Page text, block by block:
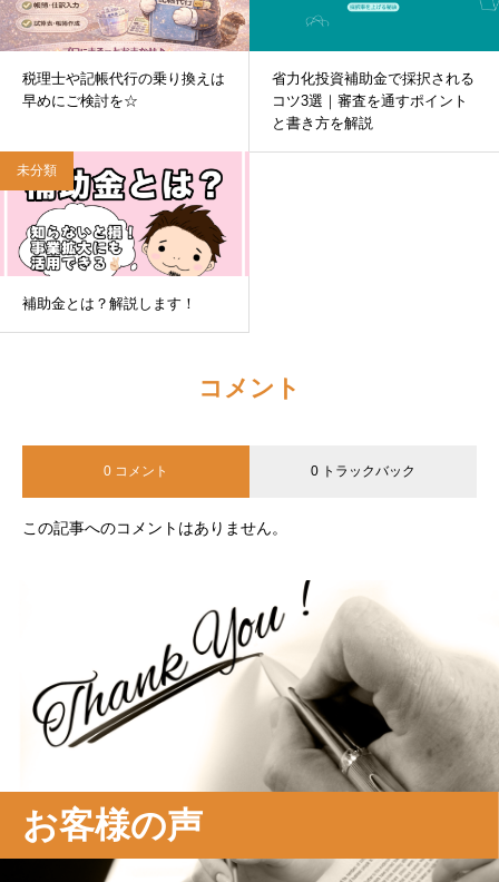
税理士や記帳代行の乗り換えは
早めにご検討を☆
省力化投資補助金で採択される
コツ3選｜審査を通すポイント
と書き方を解説
未分類
補助金とは？解説します！
コメント
0 コメント 0 トラックバック
この記事へのコメントはありません。
お客様の声